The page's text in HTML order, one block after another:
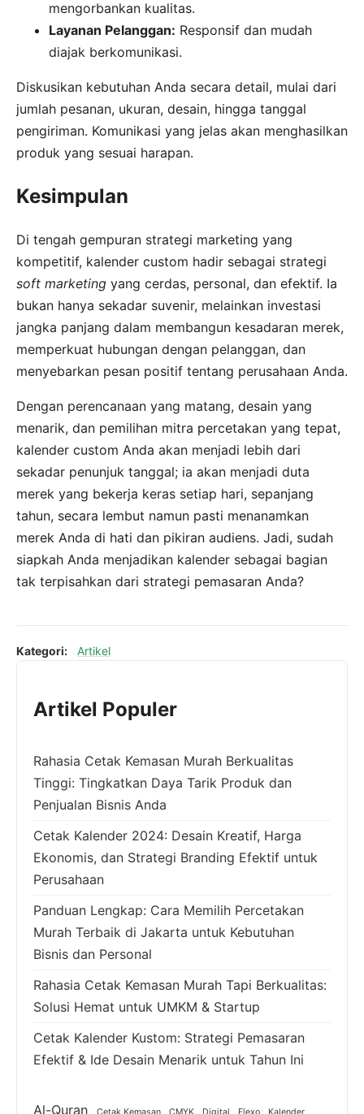
mengorbankan kualitas.
Layanan Pelanggan: Responsif dan mudah
diajak berkomunikasi.
Diskusikan kebutuhan Anda secara detail, mulai dari
jumlah pesanan, ukuran, desain, hingga tanggal
pengiriman. Komunikasi yang jelas akan menghasilkan
produk yang sesuai harapan.
Kesimpulan
Di tengah gempuran strategi marketing yang
kompetitif, kalender custom hadir sebagai strategi
soft marketing yang cerdas, personal, dan efektif. Ia
bukan hanya sekadar suvenir, melainkan investasi
jangka panjang dalam membangun kesadaran merek,
memperkuat hubungan dengan pelanggan, dan
menyebarkan pesan positif tentang perusahaan Anda.
Dengan perencanaan yang matang, desain yang
menarik, dan pemilihan mitra percetakan yang tepat,
kalender custom Anda akan menjadi lebih dari
sekadar penunjuk tanggal; ia akan menjadi duta
merek yang bekerja keras setiap hari, sepanjang
tahun, secara lembut namun pasti menanamkan
merek Anda di hati dan pikiran audiens. Jadi, sudah
siapkah Anda menjadikan kalender sebagai bagian
tak terpisahkan dari strategi pemasaran Anda?
Kategori: Artikel
Artikel Populer
Rahasia Cetak Kemasan Murah Berkualitas
Tinggi: Tingkatkan Daya Tarik Produk dan
Penjualan Bisnis Anda
Cetak Kalender 2024: Desain Kreatif, Harga
Ekonomis, dan Strategi Branding Efektif untuk
Perusahaan
Panduan Lengkap: Cara Memilih Percetakan
Murah Terbaik di Jakarta untuk Kebutuhan
Bisnis dan Personal
Rahasia Cetak Kemasan Murah Tapi Berkualitas:
Solusi Hemat untuk UMKM & Startup
Cetak Kalender Kustom: Strategi Pemasaran
Efektif & Ide Desain Menarik untuk Tahun Ini
Al-Quran Cetak Kemasan CMYK Digital Flexo Kalender